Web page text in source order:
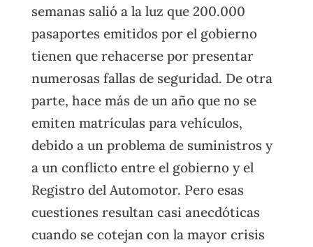
semanas salió a la luz que 200.000
pasaportes emitidos por el gobierno
tienen que rehacerse por presentar
numerosas fallas de seguridad. De otra
parte, hace más de un año que no se
emiten matrículas para vehículos,
debido a un problema de suministros y
a un conflicto entre el gobierno y el
Registro del Automotor. Pero esas
cuestiones resultan casi anecdóticas
cuando se cotejan con la mayor crisis